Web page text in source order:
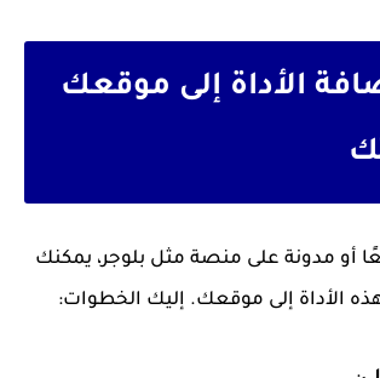
الأداة إلى موقعك
أو مدونة على منصة مثل بلوجر، يمكنك
الأداة إلى موقعك. إليك الخطوات: